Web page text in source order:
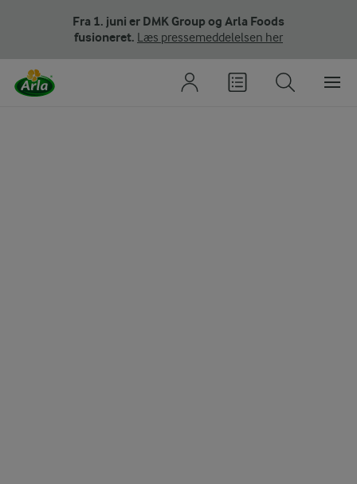
Fra 1. juni er DMK Group og Arla Foods
fusioneret. Læs pressemeddelelsen her